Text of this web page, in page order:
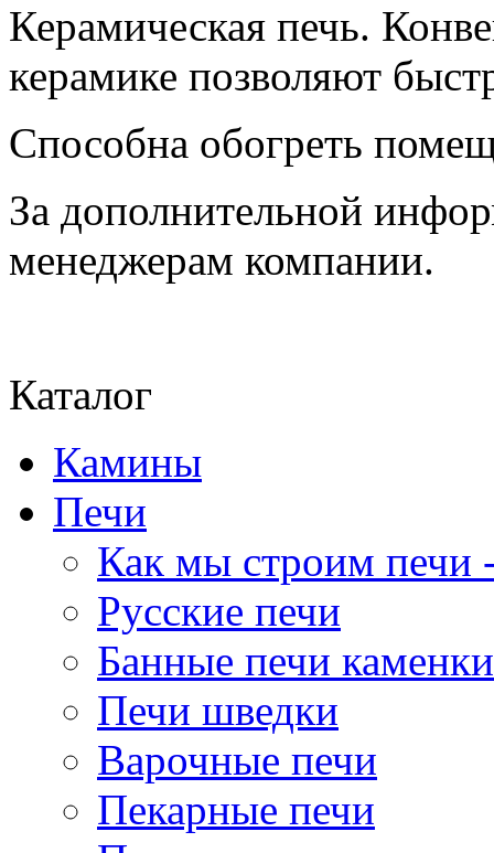
Керамическая печь.
керамике позволяют
Способна обогреть
За дополнительной
менеджерам компании.
Каталог
Камины
Печи
Как мы строим печи
Русские печи
Банные печи каменки
Печи шведки
Варочные печи
Пекарные печи